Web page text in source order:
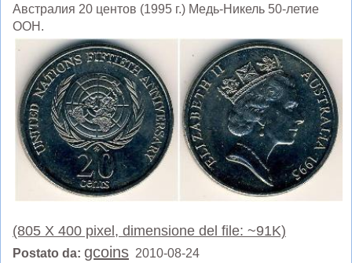
Австралия 20 центов (1995 г.) Медь-Никель 50-летие
ООН.
(805 X 400 pixel, dimensione del file: ~91K)
Postato da: gcoins 2010-08-24